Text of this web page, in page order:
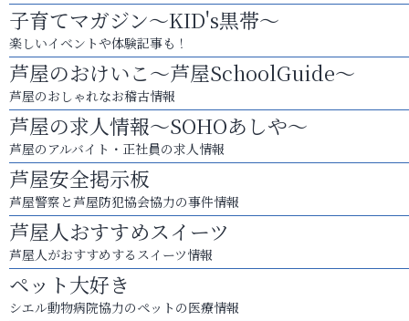
子育てマガジン～KID's黒帯～
楽しいイベントや体験記事も！
芦屋のおけいこ～芦屋SchoolGuide～
芦屋のおしゃれなお稽古情報
芦屋の求人情報～SOHOあしや～
芦屋のアルバイト・正社員の求人情報
芦屋安全掲示板
芦屋警察と芦屋防犯協会協力の事件情報
芦屋人おすすめスイーツ
芦屋人がおすすめするスイーツ情報
ペット大好き
シエル動物病院協力のペットの医療情報